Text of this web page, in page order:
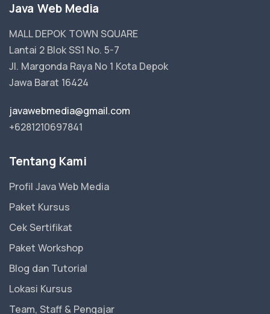
Java Web Media
MALL DEPOK TOWN SQUARE
Lantai 2 Blok SS1 No. 5-7
Jl. Margonda Raya No 1 Kota Depok
Jawa Barat 16424
javawebmedia@gmail.com
+6281210697841
Tentang Kami
Profil Java Web Media
Paket Kursus
Cek Sertifikat
Paket Workshop
Blog dan Tutorial
Lokasi Kursus
Team, Staff & Pengajar